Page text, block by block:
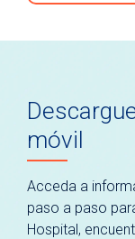
móvil
Acceda a
paso a paso
Hospital,